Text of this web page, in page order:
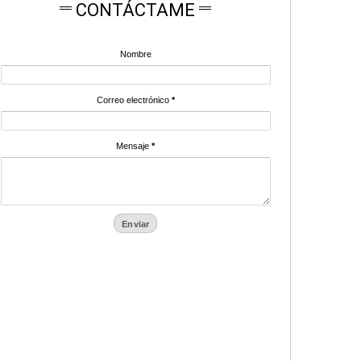
CONTÁCTAME
Nombre
Correo electrónico *
Mensaje*